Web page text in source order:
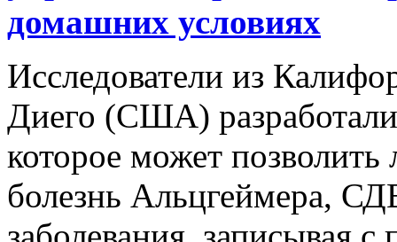
домашних условиях
Исследователи из
Диего (США)
которое может
болезнь Альцгеймера,